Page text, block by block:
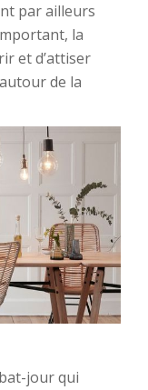
par ailleurs
la
et d’attiser
de la
jour qui